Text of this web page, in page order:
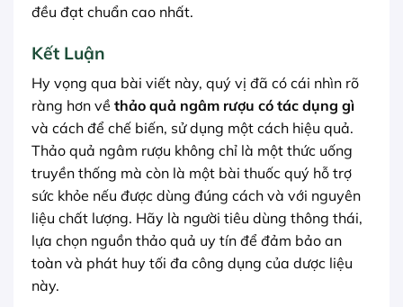
đều đạt chuẩn cao nhất.
Kết Luận
Hy vọng qua bài viết này, quý vị đã có cái nhìn rõ
ràng hơn về thảo quả ngâm rượu có tác dụng gì
và cách để chế biến, sử dụng một cách hiệu quả.
Thảo quả ngâm rượu không chỉ là một thức uống
truyền thống mà còn là một bài thuốc quý hỗ trợ
sức khỏe nếu được dùng đúng cách và với nguyên
liệu chất lượng. Hãy là người tiêu dùng thông thái,
lựa chọn nguồn thảo quả uy tín để đảm bảo an
toàn và phát huy tối đa công dụng của dược liệu
này.